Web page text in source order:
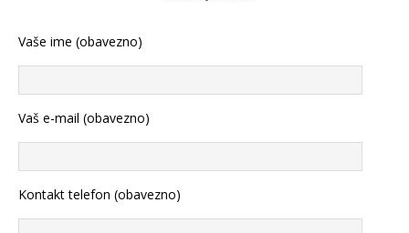
Vaše ime (obavezno)
Vaš e-mail (obavezno)
Kontakt telefon (obavezno)